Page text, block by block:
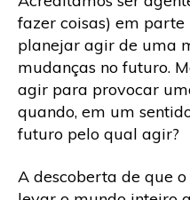
fazer coisas) em
planejar agir de uma
mudanças no futuro.
agir para provocar
quando, em um
futuro pelo qual agir?
A descoberta de que